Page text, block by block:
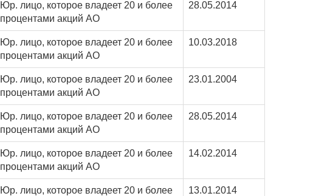
Юр. лицо, которое владеет 20 и более
процентами акций АО
28.05.2014
Юр. лицо, которое владеет 20 и более
процентами акций АО
10.03.2018
Юр. лицо, которое владеет 20 и более
процентами акций АО
23.01.2004
Юр. лицо, которое владеет 20 и более
процентами акций АО
28.05.2014
Юр. лицо, которое владеет 20 и более
процентами акций АО
14.02.2014
Юр. лицо, которое владеет 20 и более
13.01.2014